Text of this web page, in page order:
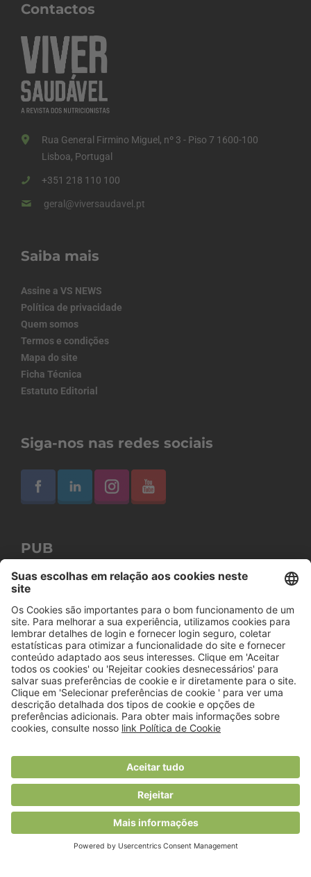
Contactos
Rua General Firmino Miguel, nº 3 - Piso 7 1600-100
Lisboa, Portugal
+351 218 110 100
geral@viversaudavel.pt
Saiba mais
Assine a VS NEWS
Política de privacidade
Quem somos
Termos e condições
Mapa do site
Ficha Técnica
Estatuto Editorial
Siga-nos nas redes sociais
PUB
© 2018 Viver Saudável
O portal dos profissionais de nutrição